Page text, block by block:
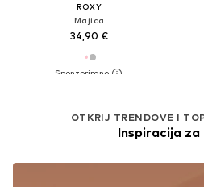
ROXY
Majica
34,90 €
OTKRIJ TRENDOVE I
Inspiracija za